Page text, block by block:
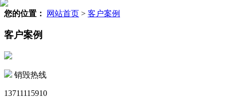
您的位置： 网站首页 > 客户案例
客户案例
销毁热线
13711115910